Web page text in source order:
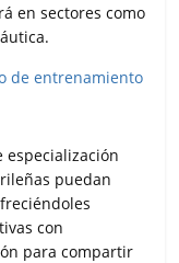
en sectores como
puedan
con
para compartir